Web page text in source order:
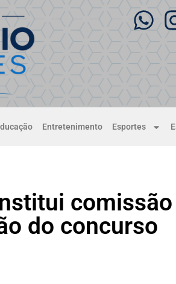
Entretenimento Esportes
comissão
do concurso